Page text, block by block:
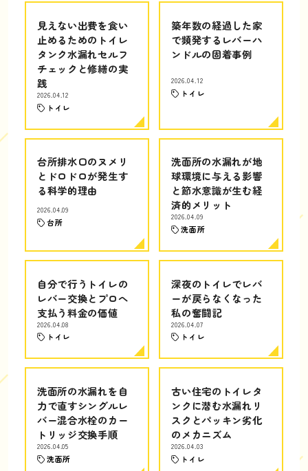
見えない出費を食い
止めるためのトイレ
タンク水漏れセルフ
チェックと修繕の実
践
2026.04.12
トイレ
築年数の経過した家
で頻発するレバーハ
ンドルの固着事例
2026.04.12
トイレ
台所排水口のヌメリ
とドロドロが発生す
る科学的理由
2026.04.09
台所
洗面所の水漏れが地
球環境に与える影響
と節水意識が生む経
済的メリット
2026.04.09
洗面所
自分で行うトイレの
レバー交換とプロへ
支払う料金の価値
2026.04.08
トイレ
深夜のトイレでレバ
ーが戻らなくなった
私の奮闘記
2026.04.07
トイレ
洗面所の水漏れを自
力で直すシングルレ
バー混合水栓のカー
トリッジ交換手順
2026.04.05
洗面所
古い住宅のトイレタ
ンクに潜む水漏れリ
スクとパッキン劣化
のメカニズム
2026.04.03
トイレ